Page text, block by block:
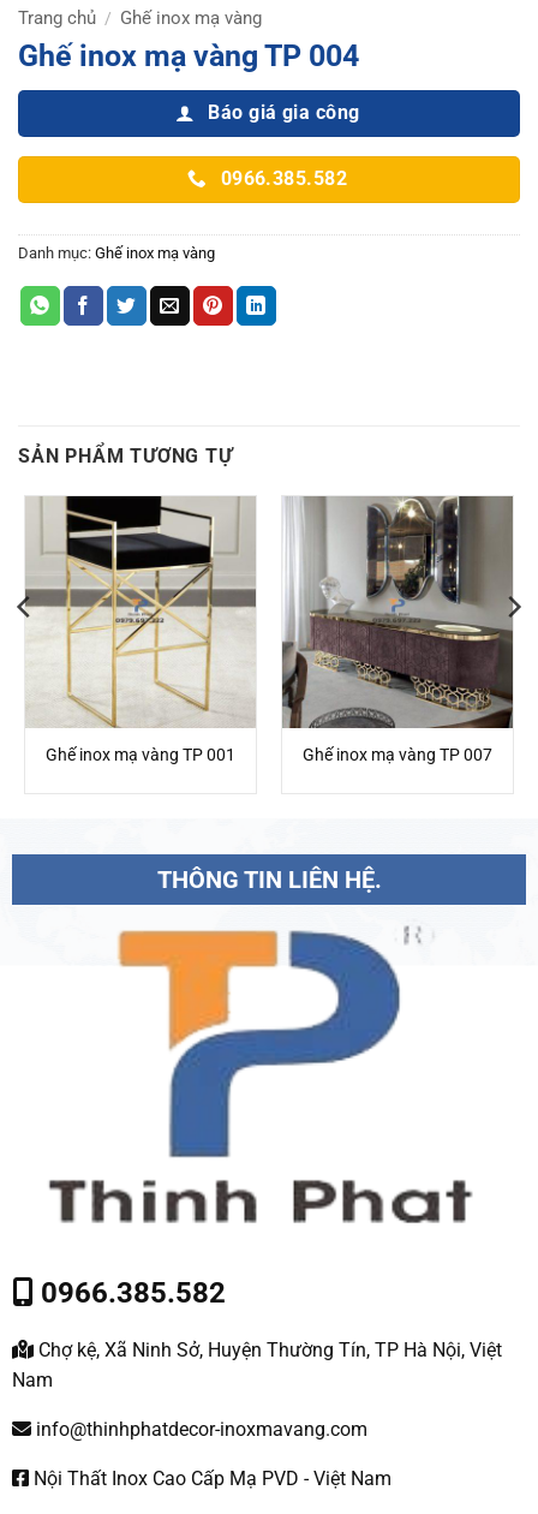
Trang chủ / Ghế inox mạ vàng
Ghế inox mạ vàng TP 004
Báo giá gia công
0966.385.582
Danh mục: Ghế inox mạ vàng
SẢN PHẨM TƯƠNG TỰ
Ghế inox mạ vàng TP 001 Ghế inox mạ vàng TP 007
THÔNG TIN LIÊN HỆ.
0966.385.582
Chợ kệ, Xã Ninh Sở, Huyện Thường Tín, TP Hà Nội, Việt
Nam
info@thinhphatdecor-inoxmavang.com
Nội Thất Inox Cao Cấp Mạ PVD - Việt Nam